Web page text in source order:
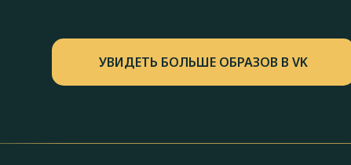
УВИДЕТЬ БОЛЬШЕ ОБРАЗОВ В VK